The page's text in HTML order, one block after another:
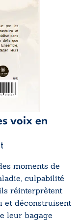
voix en
moments de
culpabilité
réinterprètent
et déconstruisent
leur bagage